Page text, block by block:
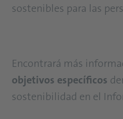
sostenibles para las
Encontrará más
objetivos específicos
sostenibilidad en el